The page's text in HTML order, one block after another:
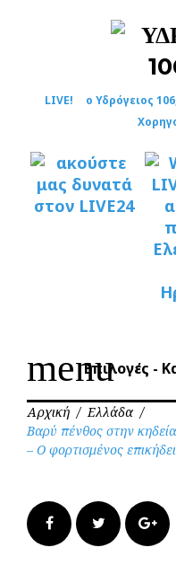
LIVE! ο Υδρόγειος
menuΕπιλογές -
Αρχική / Ελλάδα /
Βαρύ πένθος στην
– Ο φορτισμένος
FacebookTwitter